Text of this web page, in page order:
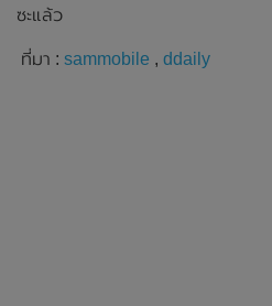
ซะแล้ว
ที่มา : sammobile , ddaily